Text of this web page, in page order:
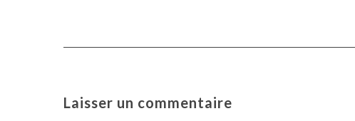
Laisser un commentaire